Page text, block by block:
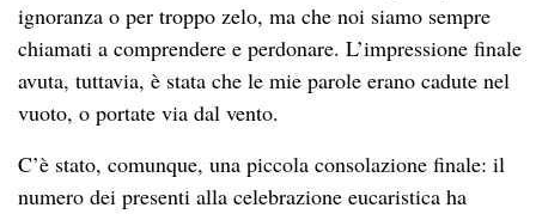
ignoranza o per troppo zelo, ma che noi siamo sempre
chiamati a comprendere e perdonare. L’impressione finale
avuta, tuttavia, è stata che le mie parole erano cadute nel
vuoto, o portate via dal vento.
C’è stato, comunque, una piccola consolazione finale: il
numero dei presenti alla celebrazione eucaristica ha